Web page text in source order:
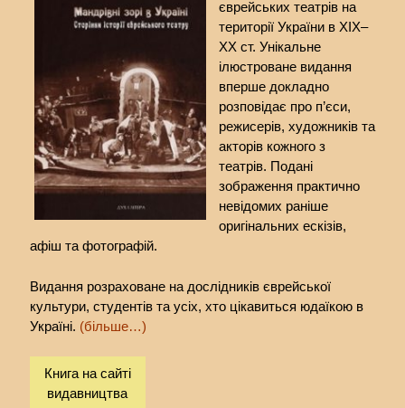
єврейських театрів на
території України в ХІХ–
ХХ ст. Унікальне
ілюстроване видання
вперше докладно
розповідає про п’єси,
режисерів, художників та
акторів кожного з
театрів. Подані
зображення практично
невідомих раніше
оригінальних ескізів,
афіш та фотографій.
Видання розраховане на дослідників єврейської
культури, студентів та усіх, хто цікавиться юдаїкою в
Україні. (більше…)
Книга на сайті
видавництва